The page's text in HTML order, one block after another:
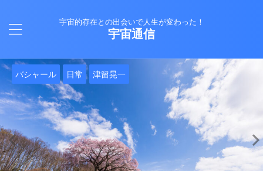
宇宙的存在との出会いで人生が変わった！
宇宙通信
日常 津留晃一
バシャール 日常 津留晃一
Healy 日常
バシャール 日常
日常
日常
Healy 日常 津留晃一
日常
Healy 日常
日常